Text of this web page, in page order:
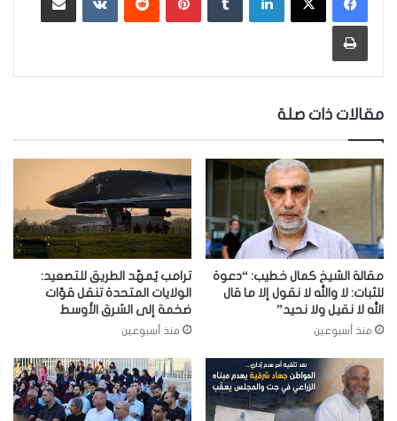
طباعة
مقالات ذات صلة
مقالة الشيخ كمال خطيب: “دعوة
للثبات: لا والله لا نقول إلا ما قال
الله لا نقيل ولا نحيد”
منذ أسبوعين
ترامب يُمهّد الطريق للتصعيد:
الولايات المتحدة تنقل قوّات
ضخمة إلى الشرق الأوسط
منذ أسبوعين